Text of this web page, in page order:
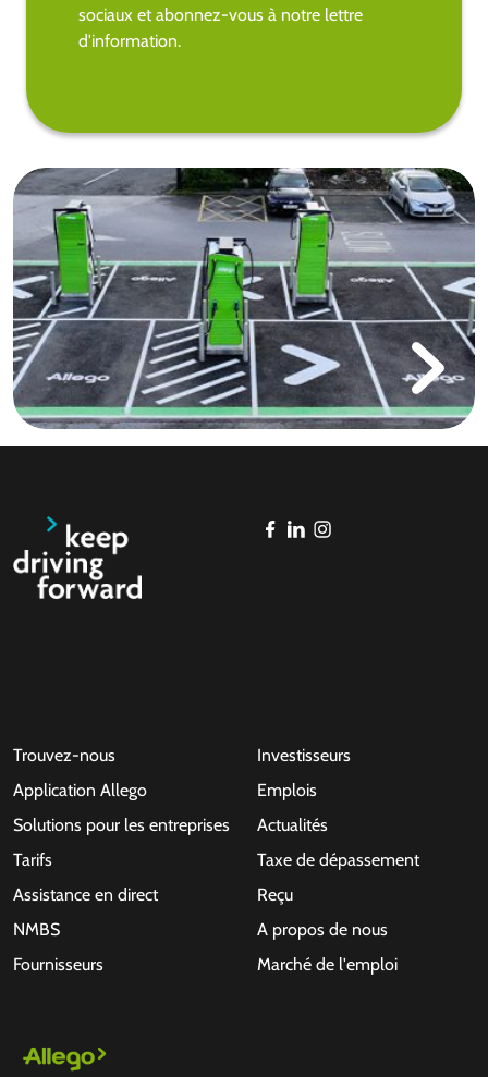
sociaux et abonnez-vous à notre lettre
d'information.
Trouvez-nous
Application Allego
Solutions pour les entreprises
Tarifs
Assistance en direct
NMBS
Fournisseurs
Investisseurs
Emplois
Actualités
Taxe de dépassement
Reçu
A propos de nous
Marché de l'emploi